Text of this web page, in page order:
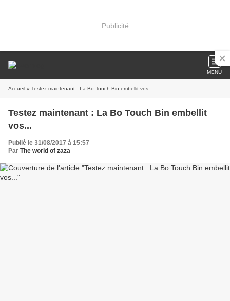
Publicité
MENU
Accueil » Testez maintenant : La Bo Touch Bin embellit vos...
Testez maintenant : La Bo Touch Bin embellit
vos...
Publié le 31/08/2017 à 15:57
Par The world of zaza